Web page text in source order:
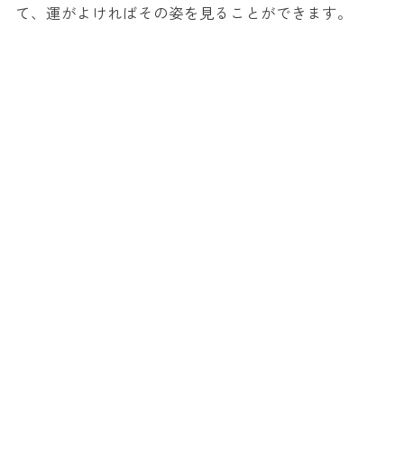
て、運がよければその姿を見ることができます。